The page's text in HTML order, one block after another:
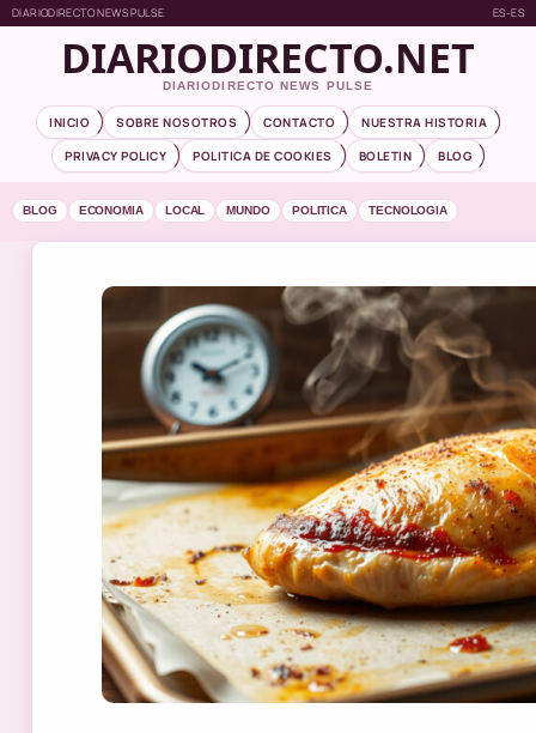
DIARIODIRECTO NEWS PULSE ES-ES
DIARIODIRECTO.NET
DIARIODIRECTO NEWS PULSE
INICIO SOBRE NOSOTROS CONTACTO
NUESTRA HISTORIA
PRIVACY POLICY
POLITICA DE COOKIES BOLETIN BLOG
BLOG ECONOMIA LOCAL MUNDO POLITICA TECNOLOGIA